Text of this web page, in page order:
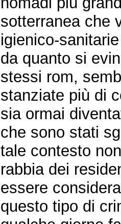
sotterranea che
igienico-
da quanto si
stessi rom,
stanziate più di
sia ormai
che sono stati
tale contesto
rabbia dei
essere
questo tipo di